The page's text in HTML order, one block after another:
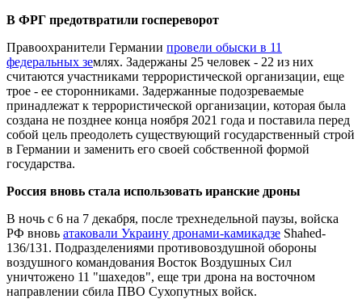
В ФРГ предотвратили госпереворот
Правоохранители Германии провели обыски в 11
федеральных землях. Задержаны 25 человек - 22 из них
считаются участниками террористической организации, еще
трое - ее сторонниками. Задержанные подозреваемые
принадлежат к террористической организации, которая была
создана не позднее конца ноября 2021 года и поставила перед
собой цель преодолеть существующий государственный строй
в Германии и заменить его своей собственной формой
государства.
Россия вновь стала использовать иранские дроны
В ночь с 6 на 7 декабря, после трехнедельной паузы, войска
РФ вновь атаковали Украину дронами-камикадзе Shahed-
136/131. Подразделениями противовоздушной обороны
воздушного командования Восток Воздушных Сил
уничтожено 11 "шахедов", еще три дрона на восточном
направлении сбила ПВО Сухопутных войск.